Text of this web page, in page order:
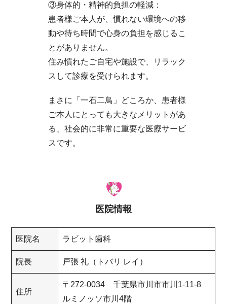
③身体的・精神的負担の軽減：
患者様ご本人が、慣れない環境への移
動や待ち時間で心身の負担を感じるこ
とがありません。
住み慣れたご自宅や施設で、リラック
スして診療を受けられます。
まさに「一石二鳥」どころか、患者様
ご本人にとっても大きなメリットがあ
る、社会的に非常に重要な医療サービ
スです。
医院情報
医院名 ラビット歯科
院長 戸張 礼（トバリ レイ）
住所
〒272-0034 千葉県市川市市川1-11-8
ルミノッソ市川4階